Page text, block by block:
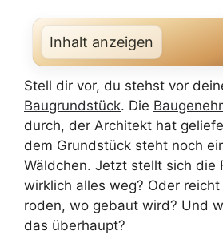
Inhalt anzeigen
Stell dir vor, du stehst vor
Baugrundstück. Die
durch, der Architekt hat
dem Grundstück steht noch
Wäldchen. Jetzt stellt sich die
wirklich alles weg? Oder
roden, wo gebaut wird? Und
das überhaupt?